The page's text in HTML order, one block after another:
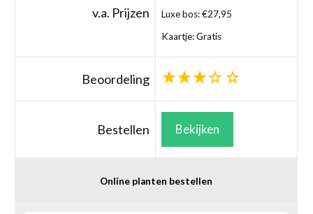
v.a. Prijzen
Luxe bos: €27,95
Kaartje: Gratis
Beoordeling
Bestellen Bekijken
Online planten bestellen